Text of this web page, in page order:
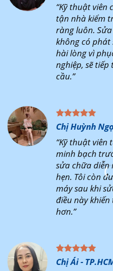
“Kỹ thuật viên
tận nhà kiểm
ràng luôn.
không có
hài lòng vì
nghiệp, sẽ
cầu.”
Chị Huỳnh
“Kỹ thuật
minh bạch
sửa chữa diễn
hẹn. Tôi còn
máy sau khi
điều này
hơn.”
Chị Ái -